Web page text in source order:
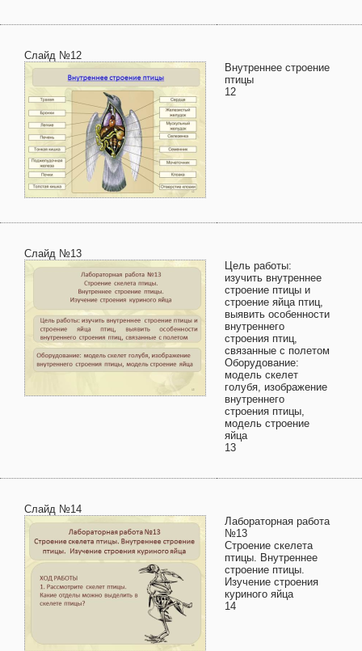
Слайд №12
Внутреннее строение
птицы
12
Слайд №13
Цель работы:
изучить внутреннее
строение птицы и
строение яйца птиц,
выявить особенности
внутреннего
строения птиц,
связанные с полетом
Оборудование:
модель скелет
голубя, изображение
внутреннего
строения птицы,
модель строение
яйца
13
Слайд №14
Лабораторная работа
№13
Строение скелета
птицы. Внутреннее
строение птицы.
Изучение строения
куриного яйца
14